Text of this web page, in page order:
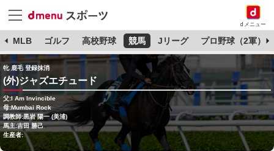
dメニュー
MLB ゴルフ 高校野球 競馬 Jリーグ プロ野球（2軍）
牝 鹿毛 登録抹消
(外)ジャズエチュード
父:I Am Invincible
母:Mumbai Rock
調教師:黒岩 陽一 (美浦)
馬主:吉田 勝己
生産者: